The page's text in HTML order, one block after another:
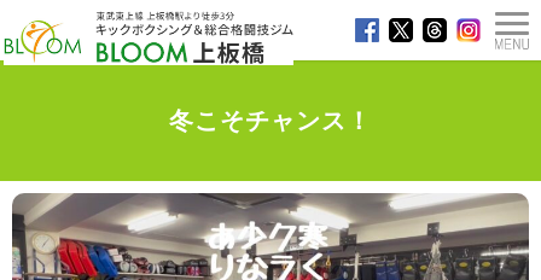
冬こそチャンス！
TOP> ブログ> 冬こそチャンス！